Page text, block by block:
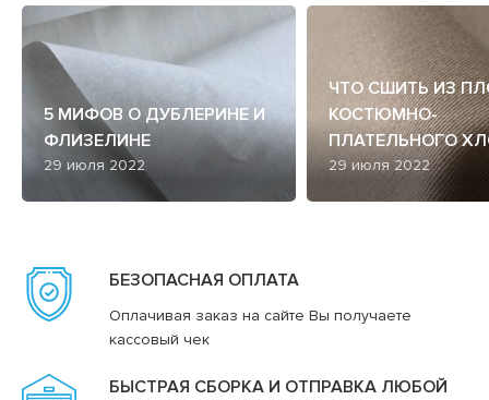
5 МИФОВ О ДУБЛЕРИНЕ И
ФЛИЗЕЛИНЕ
29 июля 2022
ЧТО СШИТЬ ИЗ
КОСТЮМНО-
ПЛАТЕЛЬНОГО
29 июля 2022
БЕЗОПАСНАЯ ОПЛАТА
Оплачивая заказ на сайте Вы получаете
кассовый чек
БЫСТРАЯ СБОРКА И ОТПРАВКА ЛЮБОЙ